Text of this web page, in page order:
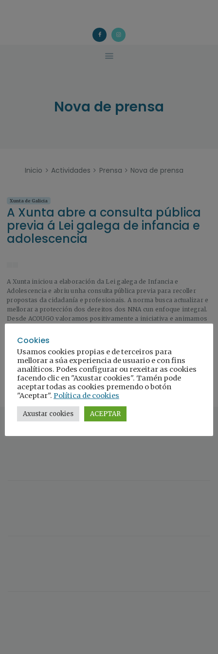
Nova de prensa
Inicio Actividades Prensa Nova de prensa
ACOUGO
Asociación galega de familias de acollida
QUÉ FACEMOS?
ACTIVIDADES
Xunta de Galicia
A Xunta abre a consulta pública
previa á Lei galega de infancia e
adolescencia
A Xunta iniciou a elaboración da Lei galega de Infancia e
Adolescencia e abriu unha consulta pública previa para recoller
propostas da cidadanía e profesionais. A norma busca actualizar e
mellorar a protección dos dereitos dos NNA cun enfoque integral.
Desde ACOUGO valoramos positivamente a iniciativa e animamos
Ler a nova
Cookies
Usamos cookies propias e de terceiros para
mellorar a súa experiencia de usuario e con fins
analíticos. Podes configurar ou rexeitar as cookies
facendo clic en "Axustar cookies". Tamén pode
aceptar todas as cookies premendo o botón
"Aceptar". Política de cookies
Axustar cookies ACEPTAR